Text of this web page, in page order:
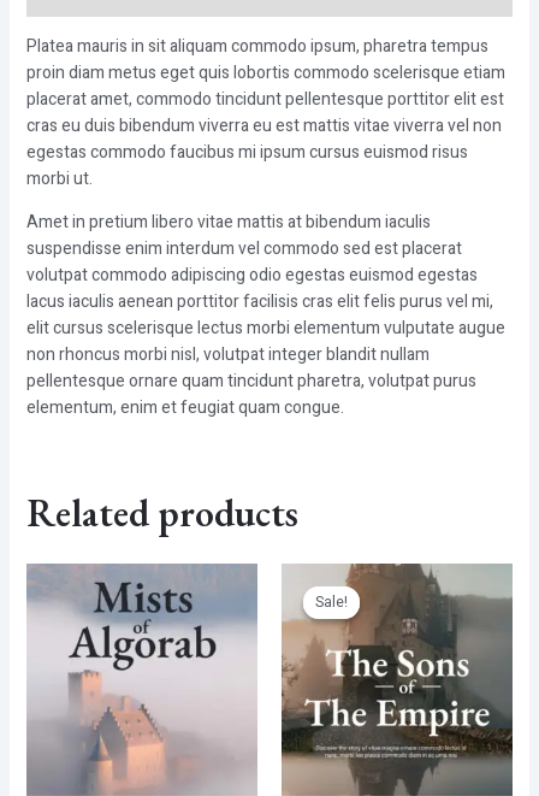
Platea mauris in sit aliquam commodo ipsum, pharetra tempus
proin diam metus eget quis lobortis commodo scelerisque etiam
placerat amet, commodo tincidunt pellentesque porttitor elit est
cras eu duis bibendum viverra eu est mattis vitae viverra vel non
egestas commodo faucibus mi ipsum cursus euismod risus
morbi ut.
Amet in pretium libero vitae mattis at bibendum iaculis
suspendisse enim interdum vel commodo sed est placerat
volutpat commodo adipiscing odio egestas euismod egestas
lacus iaculis aenean porttitor facilisis cras elit felis purus vel mi,
elit cursus scelerisque lectus morbi elementum vulputate augue
non rhoncus morbi nisl, volutpat integer blandit nullam
pellentesque ornare quam tincidunt pharetra, volutpat purus
elementum, enim et feugiat quam congue.
Related products
Sale!
Sale!